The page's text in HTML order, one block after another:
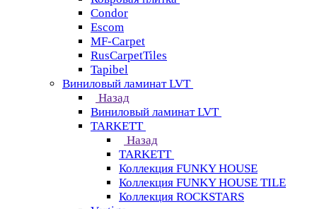
Condor
Escom
MF-Carpet
RusCarpetTiles
Tapibel
Виниловый ламинат LVT
Назад
Виниловый ламинат LVT
TARKETT
Назад
TARKETT
Коллекция FUNKY HOUSE
Коллекция FUNKY HOUSE TILE
Коллекция ROCKSTARS